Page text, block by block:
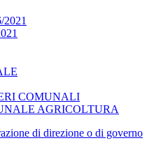
COMUNALI
AGRICOLTURA
di direzione o di governo